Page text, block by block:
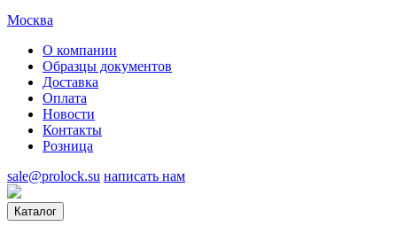
Москва
О компании
Образцы документов
Доставка
Оплата
Новости
Контакты
Розница
sale@prolock.su написать нам
Каталог